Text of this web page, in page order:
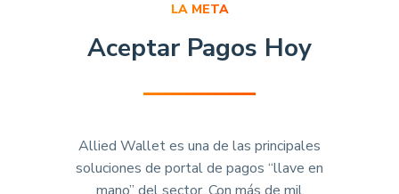
LA META
Aceptar Pagos Hoy
Allied Wallet es una de las principales
soluciones de portal de pagos “llave en